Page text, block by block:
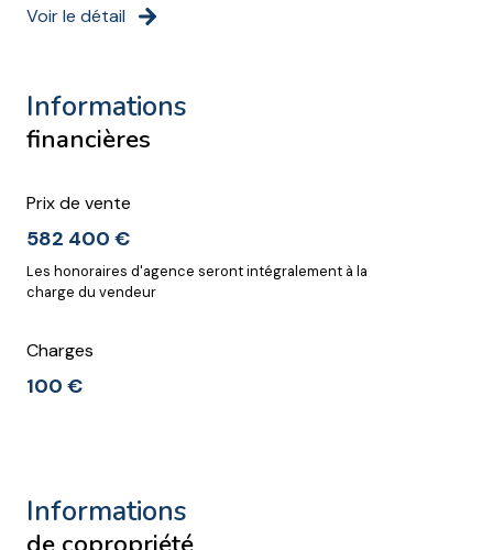
Voir le détail
informations
financières
Prix de vente
582 400 €
Les honoraires d'agence seront intégralement à la
charge du vendeur
Charges
100 €
informations